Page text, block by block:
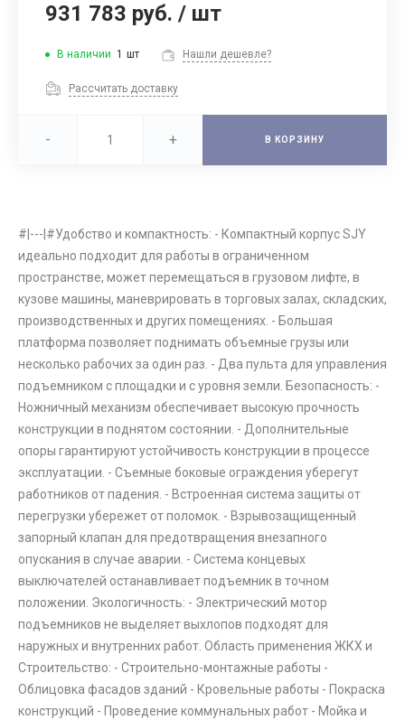
931 783 руб. / шт
В наличии 1 шт Нашли дешевле?
Рассчитать доставку
- + В КОРЗИНУ
#|---|#Удобство и компактность: - Компактный корпус SJY
идеально подходит для работы в ограниченном
пространстве, может перемещаться в грузовом лифте, в
кузове машины, маневрировать в торговых залах, складских,
производственных и других помещениях. - Большая
платформа позволяет поднимать объемные грузы или
несколько рабочих за один раз. - Два пульта для управления
подъемником с площадки и с уровня земли. Безопасность: -
Ножничный механизм обеспечивает высокую прочность
конструкции в поднятом состоянии. - Дополнительные
опоры гарантируют устойчивость конструкции в процессе
эксплуатации. - Съемные боковые ограждения уберегут
работников от падения. - Встроенная система защиты от
перегрузки убережет от поломок. - Взрывозащищенный
запорный клапан для предотвращения внезапного
опускания в случае аварии. - Система концевых
выключателей останавливает подъемник в точном
положении. Экологичность: - Электрический мотор
подъемников не выделяет выхлопов подходят для
наружных и внутренних работ. Область применения ЖКХ и
Строительство: - Строительно-монтажные работы -
Облицовка фасадов зданий - Кровельные работы - Покраска
конструкций - Проведение коммунальных работ - Мойка и